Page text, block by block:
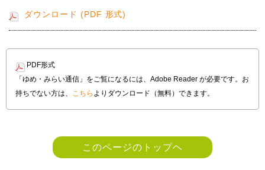
ダウンロード (PDF 形式)
PDF形式
「ゆめ・みらい通信」をご覧になるには、Adobe Reader が必要です。お
持ちでない方は、 こちら よりダウンロード（無料）できます。
このページのトップヘ